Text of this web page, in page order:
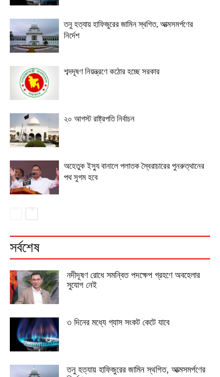
তনু হত্যায় হাফিজুরের জামিন স্থগিত, আত্মসমর্পণের
নির্দেশ
শব্দদূষণ নিয়ন্ত্রণে কঠোর হচ্ছে সরকার
২০ আগস্ট রাষ্ট্রপতি নির্বাচন
অহেতুক ইস্যু বানালে পলাতক স্বৈরাচারের পুনরুত্থানের
পথ সুগম হবে
সর্বশেষ
নদীদূষণ রোধে সমন্বিত পদক্ষেপ গ্রহণে অবহেলার
সুযোগ নেই
৩ দিনের মধ্যে গ্যাস সংকট কেটে যাবে
তনু হত্যায় হাফিজুরের জামিন স্থগিত, আত্মসমর্পণের